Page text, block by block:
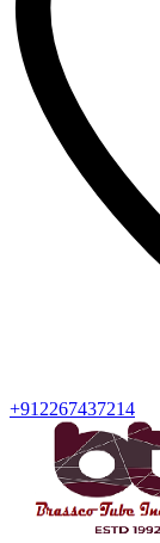
+912267437214